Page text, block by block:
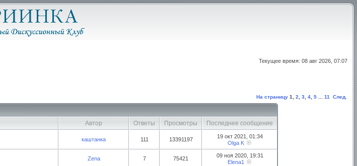
Текущее время: 08 авг 2026, 07:07
На страницу 1 2 3 4 5 11 След.
Автор Ответы Просмотры
Последнее сообщение
каштанка 111 13391197
19 окт 2021, 01:34
Olga K
Zena 7 75421
09 ноя 2020, 19:31
Elena1